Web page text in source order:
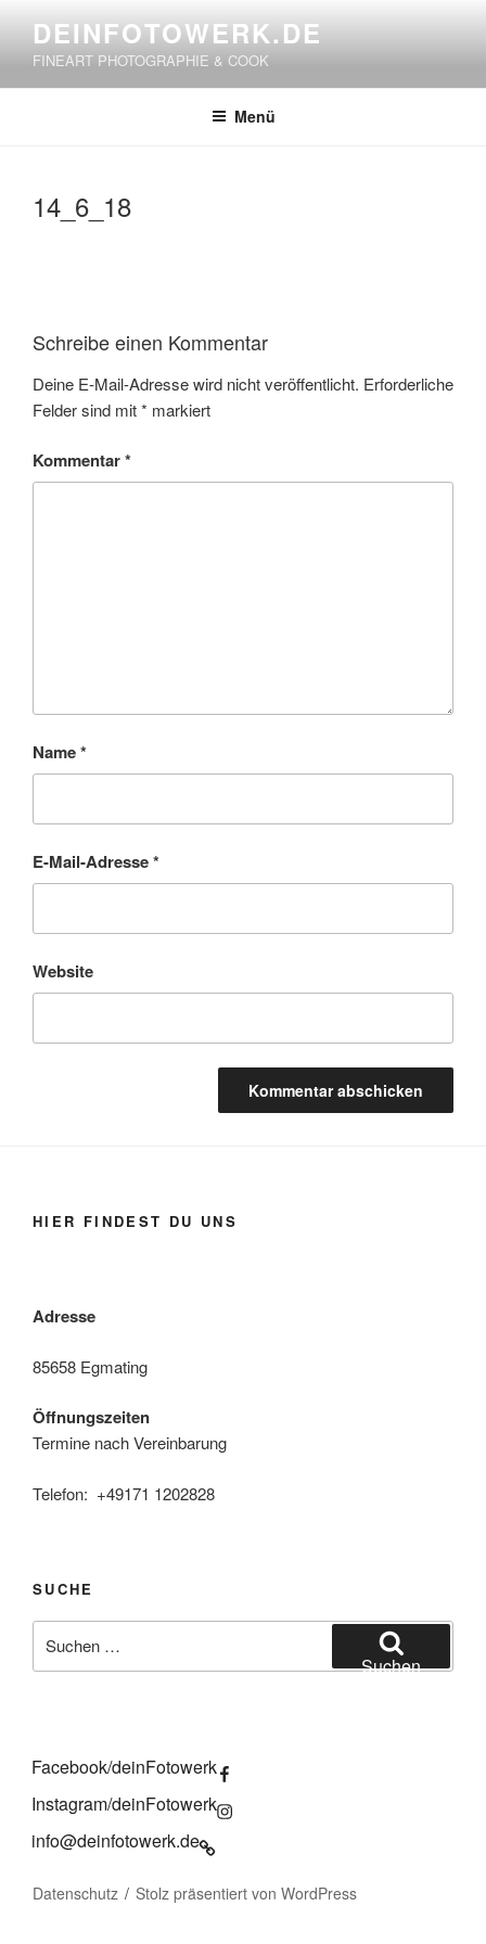
springen
DEINFOTOWERK.DE
FINEART PHOTOGRAPHIE & COOK
Menü
14_6_18
Schreibe einen Kommentar
Deine E-Mail-Adresse wird nicht veröffentlicht. Erforderliche
Felder sind mit* markiert
Kommentar*
Name*
E-Mail-Adresse*
Website
HIER FINDEST DU UNS
Adresse
85658 Egmating
Öffnungszeiten
Termine nach Vereinbarung
Telefon: +49171 1202828
SUCHE
nach:
Suchen
Facebook/deinFotowerk
Instagram/deinFotowerk
info@deinfotowerk.de
Datenschutz Stolz präsentiert von WordPress